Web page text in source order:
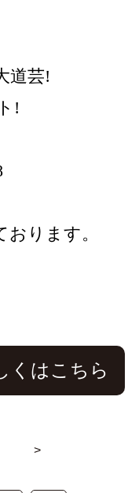
道芸!
!
ります。
くはこちら
>